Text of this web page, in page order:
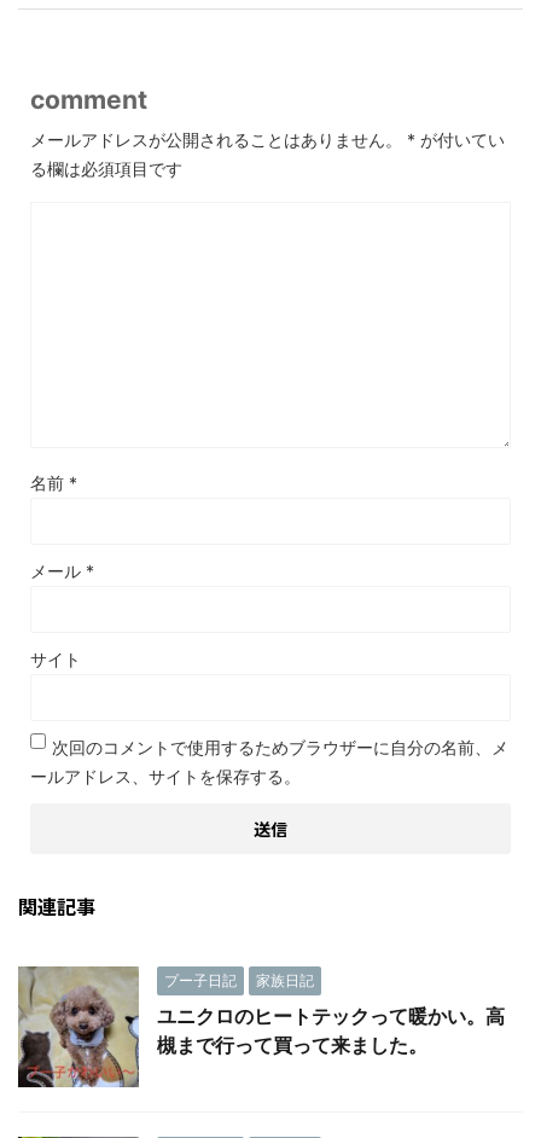
comment
メールアドレスが公開されることはありません。 * が付いてい
る欄は必須項目です
名前 *
メール *
サイト
次回のコメントで使用するためブラウザーに自分の名前、メ
ールアドレス、サイトを保存する。
関連記事
プー子日記 家族日記
ユニクロのヒートテックって暖かい。高
槻まで行って買って来ました。